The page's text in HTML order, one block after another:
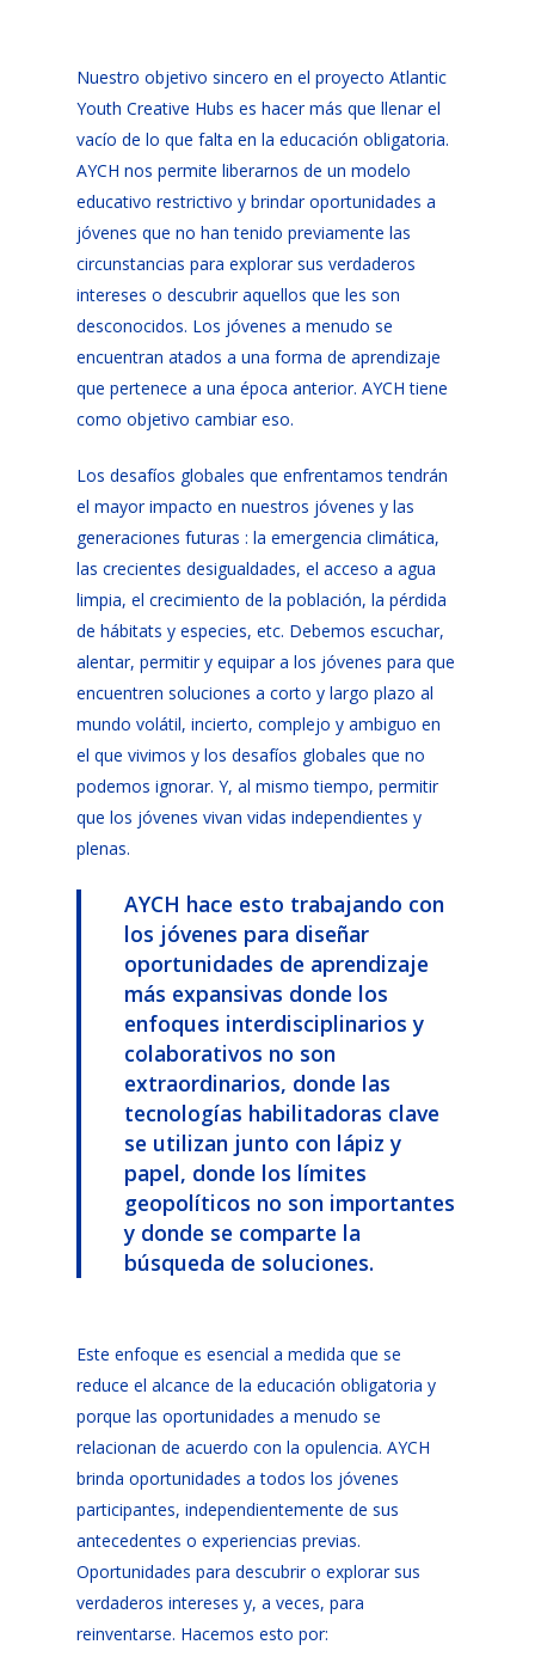
Nuestro objetivo sincero en el proyecto Atlantic
Youth Creative Hubs es hacer más que llenar el
vacío de lo que falta en la educación obligatoria.
AYCH nos permite liberarnos de un modelo
educativo restrictivo y brindar oportunidades a
jóvenes que no han tenido previamente las
circunstancias para explorar sus verdaderos
intereses o descubrir aquellos que les son
desconocidos. Los jóvenes a menudo se
encuentran atados a una forma de aprendizaje
que pertenece a una época anterior. AYCH tiene
como objetivo cambiar eso.
Los desafíos globales que enfrentamos tendrán
el mayor impacto en nuestros jóvenes y las
generaciones futuras : la emergencia climática,
las crecientes desigualdades, el acceso a agua
limpia, el crecimiento de la población, la pérdida
de hábitats y especies, etc. Debemos escuchar,
alentar, permitir y equipar a los jóvenes para que
encuentren soluciones a corto y largo plazo al
mundo volátil, incierto, complejo y ambiguo en
el que vivimos y los desafíos globales que no
podemos ignorar. Y, al mismo tiempo, permitir
que los jóvenes vivan vidas independientes y
plenas.
AYCH hace esto trabajando con
los jóvenes para diseñar
oportunidades de aprendizaje
más expansivas donde los
enfoques interdisciplinarios y
colaborativos no son
extraordinarios, donde las
tecnologías habilitadoras clave
se utilizan junto con lápiz y
papel, donde los límites
geopolíticos no son importantes
y donde se comparte la
búsqueda de soluciones.
Este enfoque es esencial a medida que se
reduce el alcance de la educación obligatoria y
porque las oportunidades a menudo se
relacionan de acuerdo con la opulencia. AYCH
brinda oportunidades a todos los jóvenes
participantes, independientemente de sus
antecedentes o experiencias previas.
Oportunidades para descubrir o explorar sus
verdaderos intereses y, a veces, para
reinventarse. Hacemos esto por: